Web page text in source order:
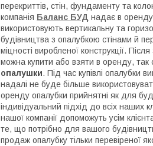
перекриттів, стін, фундаменту та
компанія Баланс БУД надає в оренду
використовують вертикальну та
будівництва з опалубкою стінами й
міцності виробленої конструкції.
можна купити або взяти в оренду,
опалушки. Під час купівлі опалубки
надалі не буде більше
оренду опалубки прийнятні як для
індивідуальний підхід до всіх наших
нашої компанії допоможуть усім
те, що потрібно для вашого
продаж опалубку тільки перевіреної